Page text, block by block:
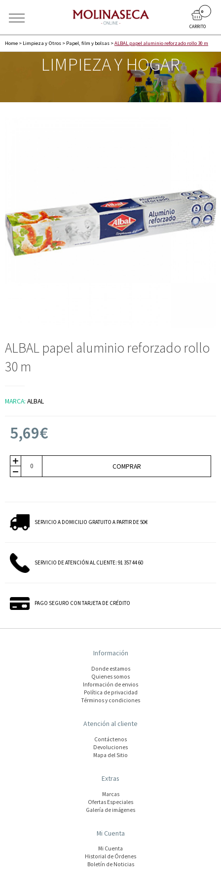
CARRITO
0
Home > Limpieza y Otros > Papel, film y bolsas >ALBAL papel aluminio reforzado rollo 30 m
LIMPIEZA Y HOGAR
ALBAL papel aluminio reforzado rollo
30 m
MARCA: ALBAL
5,69€
COMPRAR
SERVICIO A DOMICILIO GRATUITO A PARTIR DE 50€
SERVICIO DE ATENCIÓN AL CLIENTE: 91 357 44 60
PAGO SEGURO CON TARJETA DE CRÉDITO
Información
Donde estamos
Quienes somos
Información de envios
Polí­tica de privacidad
Términos y condiciones
Atención al cliente
Contáctenos
Devoluciones
Mapa del Sitio
Extras
Marcas
Ofertas Especiales
Galería de imágenes
Mi Cuenta
Mi Cuenta
Historial de Órdenes
Boletín de Noticias